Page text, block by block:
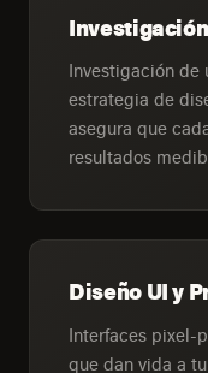
Investigación de
estrategia de
asegura que
resultados
Diseño UI y
Interfaces pixel-
que dan vida a